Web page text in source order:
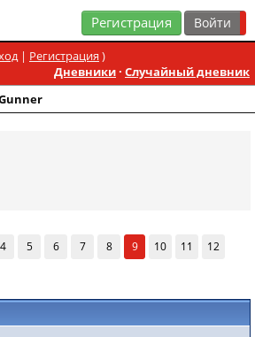
Регистрация
| Регистрация )
Дневники· Случайный дневник
4 5 6 7 8 9 10 11
12